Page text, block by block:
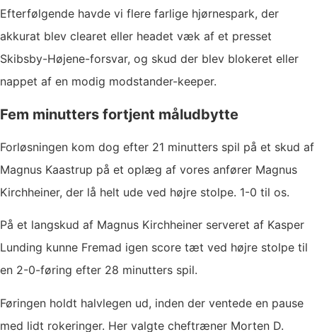
Efterfølgende havde vi flere farlige hjørnespark, der
akkurat blev clearet eller headet væk af et presset
Skibsby-Højene-forsvar, og skud der blev blokeret eller
nappet af en modig modstander-keeper.
Fem minutters fortjent måludbytte
Forløsningen kom dog efter 21 minutters spil på et skud af
Magnus Kaastrup på et oplæg af vores anfører Magnus
Kirchheiner, der lå helt ude ved højre stolpe. 1-0 til os.
På et langskud af Magnus Kirchheiner serveret af Kasper
Lunding kunne Fremad igen score tæt ved højre stolpe til
en 2-0-føring efter 28 minutters spil.
Føringen holdt halvlegen ud, inden der ventede en pause
med lidt rokeringer. Her valgte cheftræner Morten D.